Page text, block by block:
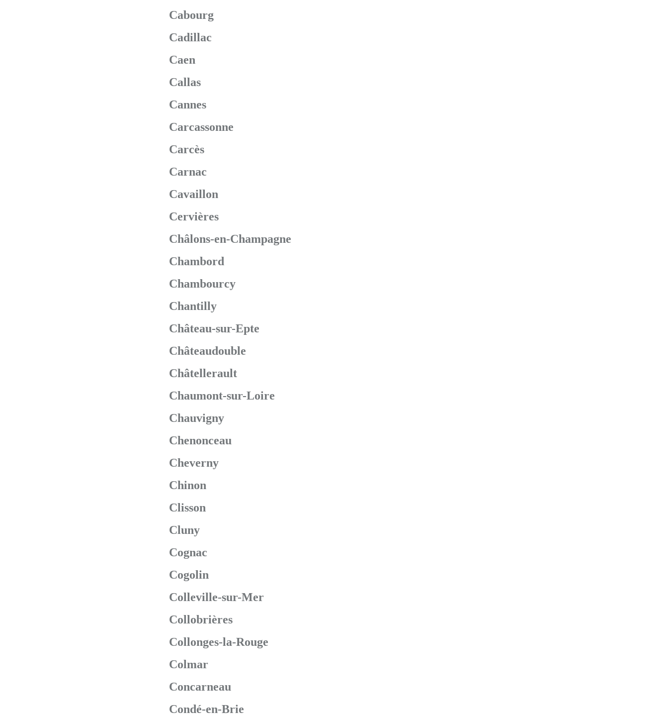
Cabourg
Cadillac
Caen
Callas
Cannes
Carcassonne
Carcès
Carnac
Cavaillon
Cervières
Châlons-en-Champagne
Chambord
Chambourcy
Chantilly
Château-sur-Epte
Châteaudouble
Châtellerault
Chaumont-sur-Loire
Chauvigny
Chenonceau
Cheverny
Chinon
Clisson
Cluny
Cognac
Cogolin
Colleville-sur-Mer
Collobrières
Collonges-la-Rouge
Colmar
Concarneau
Condé-en-Brie